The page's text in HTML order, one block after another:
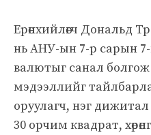
Ерөнхийлөгч Дональд
нь АНУ-ын 7-р сарын
валютыг санал болгож
мэдээллийг
оруулагч, нэг дижитал
30 орчим квадрат,